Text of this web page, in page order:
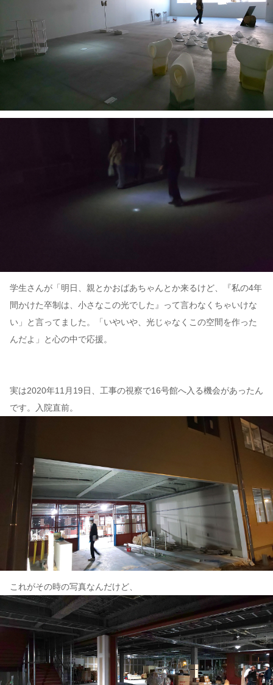
学生さんが「明日、親とかおばあちゃんとか来るけど、『私の4年
間かけた卒制は、小さなこの光でした』って言わなくちゃいけな
い」と言ってました。「いやいや、光じゃなくこの空間を作った
んだよ」と心の中で応援。
実は2020年11月19日、工事の視察で16号館へ入る機会があったん
です。入院直前。
これがその時の写真なんだけど、